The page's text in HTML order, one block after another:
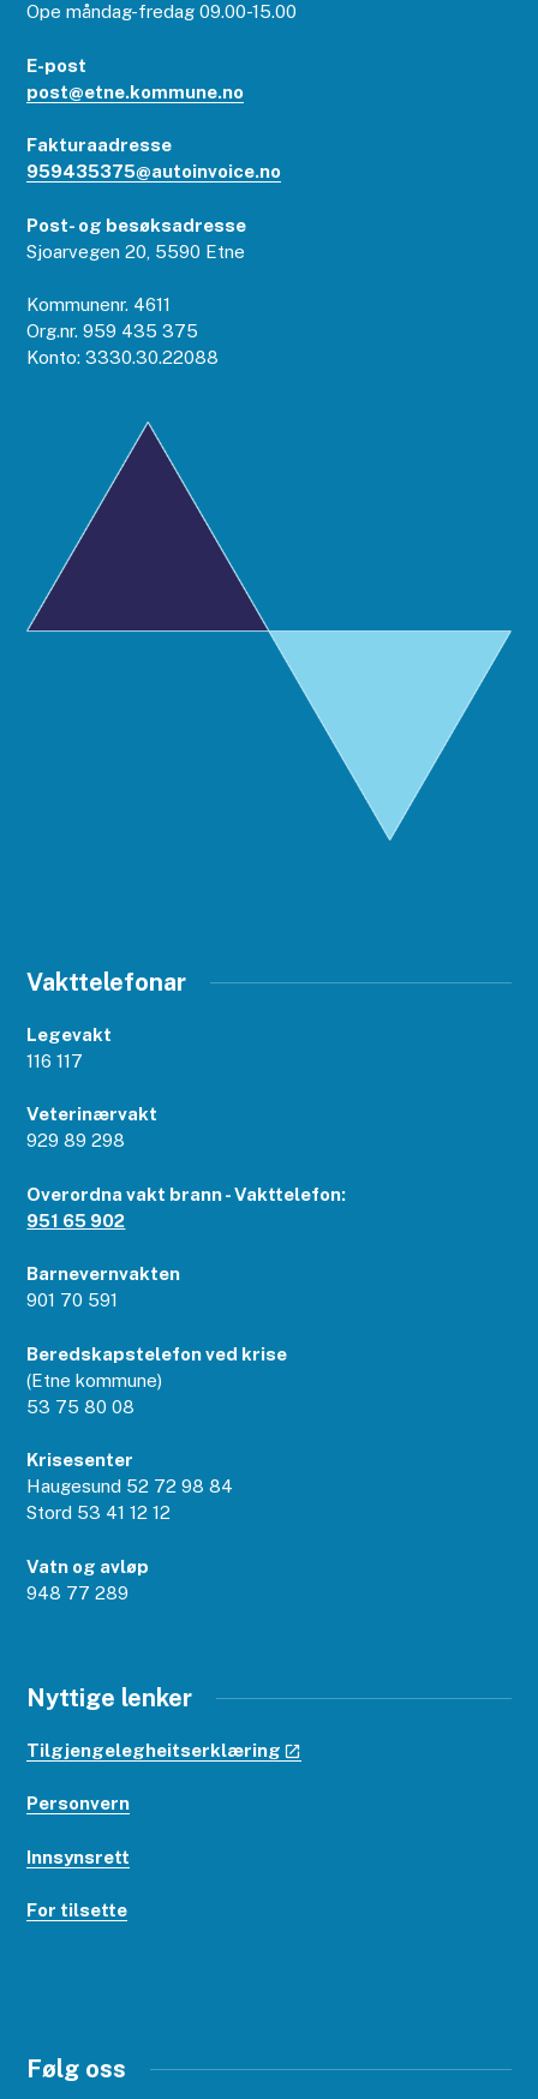
Ope måndag-fredag 09.00-15.00
E-post
post@etne.kommune.no
Fakturaadresse
959435375@autoinvoice.no
Post- og besøksadresse
Sjoarvegen 20, 5590 Etne
Kommunenr. 4611
Org.nr. 959 435 375
Konto: 3330.30.22088
Vakttelefonar
Legevakt
116 117
Veterinærvakt
929 89 298
Overordna vakt brann - Vakttelefon:
951 65 902
Barnevernvakten
901 70 591
Beredskapstelefon ved krise
(Etne kommune)
53 75 80 08
Krisesenter
Haugesund 52 72 98 84
Stord 53 41 12 12
Vatn og avløp
948 77 289
Nyttige lenker
Tilgjengelegheitserklæring
Personvern
Innsynsrett
For tilsette
Følg oss